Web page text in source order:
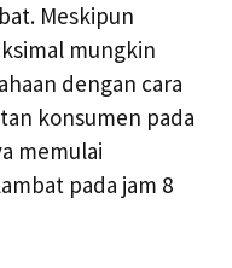
Meskipun
mungkin
dengan cara
konsumen pada
memulai
pada jam 8